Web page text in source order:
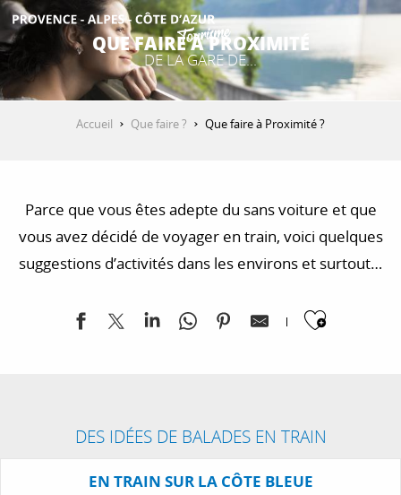
Aller
au
contenu
principal
DÉCOUVRIR
SÉJOURNER
QUE FAIRE À PROXIMITÉ
DE LA GARE DE...
Accueil Que faire ? Que faire à Proximité ?
Parce que vous êtes adepte du sans voiture et que
vous avez décidé de voyager en train, voici quelques
suggestions d’activités dans les environs et surtout à
La buvette du Square Agricol Perdiguier
Avignon City Tours
DES IDÉES DE BALADES EN TRAIN
EN TRAIN SUR LA CÔTE BLEUE